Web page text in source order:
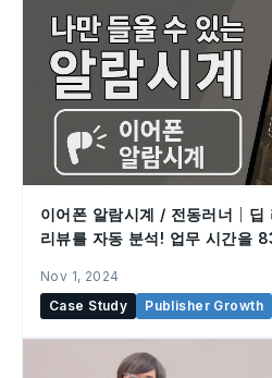
이어폰 알람시계 / 전동러너｜딥
리뷰를 자동 분석! 업무 시간을
Nov 1, 2024
Case Study
Publisher Growth